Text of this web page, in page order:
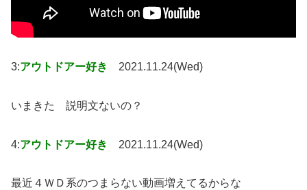
3:アウトドアー好き 2021.11.24(Wed)
いまきた 説明文ないの？
4:アウトドアー好き 2021.11.24(Wed)
最近４ＷＤ系のつまらない動画増えてるからな